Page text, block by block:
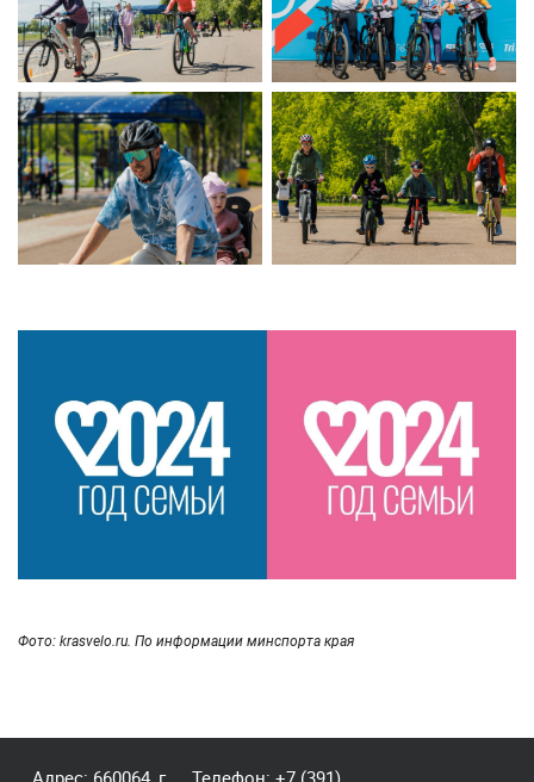
Фото: krasvelo.ru. По информации минспорта края
Адрес: 660064, г. Телефон:+7 (391)